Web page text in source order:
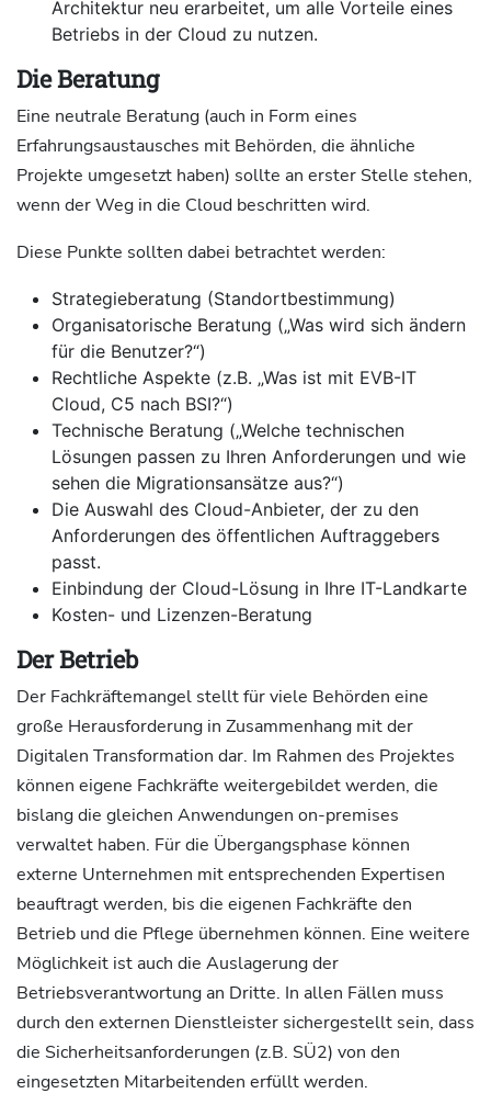
Architektur neu erarbeitet, um alle Vorteile eines
Betriebs in der Cloud zu nutzen.
Die Beratung
Eine neutrale Beratung (auch in Form eines
Erfahrungsaustausches mit Behörden, die ähnliche
Projekte umgesetzt haben) sollte an erster Stelle stehen,
wenn der Weg in die Cloud beschritten wird.
Diese Punkte sollten dabei betrachtet werden:
Strategieberatung (Standortbestimmung)
Organisatorische Beratung („Was wird sich ändern
für die Benutzer?“)
Rechtliche Aspekte (z.B. „Was ist mit EVB-IT
Cloud, C5 nach BSI?“)
Technische Beratung („Welche technischen
Lösungen passen zu Ihren Anforderungen und wie
sehen die Migrationsansätze aus?“)
Die Auswahl des Cloud-Anbieter, der zu den
Anforderungen des öffentlichen Auftraggebers
passt.
Einbindung der Cloud-Lösung in Ihre IT-Landkarte
Kosten- und Lizenzen-Beratung
Der Betrieb
Der Fachkräftemangel stellt für viele Behörden eine
große Herausforderung in Zusammenhang mit der
Digitalen Transformation dar. Im Rahmen des Projektes
können eigene Fachkräfte weitergebildet werden, die
bislang die gleichen Anwendungen on-premises
verwaltet haben. Für die Übergangsphase können
externe Unternehmen mit entsprechenden Expertisen
beauftragt werden, bis die eigenen Fachkräfte den
Betrieb und die Pflege übernehmen können. Eine weitere
Möglichkeit ist auch die Auslagerung der
Betriebsverantwortung an Dritte. In allen Fällen muss
durch den externen Dienstleister sichergestellt sein, dass
die Sicherheitsanforderungen (z.B. SÜ2) von den
eingesetzten Mitarbeitenden erfüllt werden.